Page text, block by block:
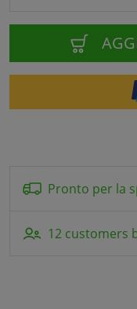
Pronto per la
12 customers